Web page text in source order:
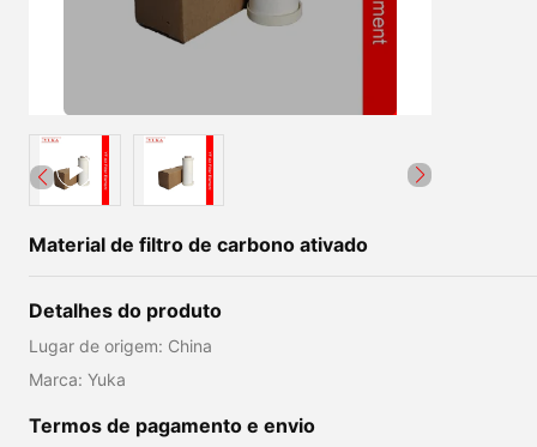
Material de filtro de carbono ativado
Detalhes do produto
Lugar de origem: China
Marca: Yuka
Termos de pagamento e envio